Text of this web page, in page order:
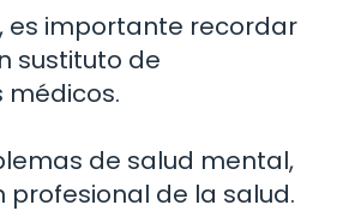
es importante recordar
sustituto de
de salud mental,
profesional de la salud.